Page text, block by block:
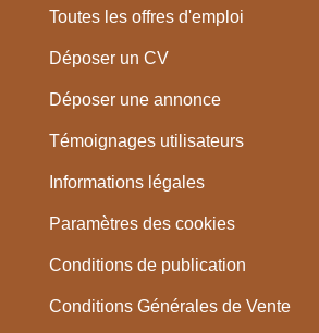
Toutes les offres d'emploi
Déposer un CV
Déposer une annonce
Témoignages utilisateurs
Informations légales
Paramètres des cookies
Conditions de publication
Conditions Générales de Vente